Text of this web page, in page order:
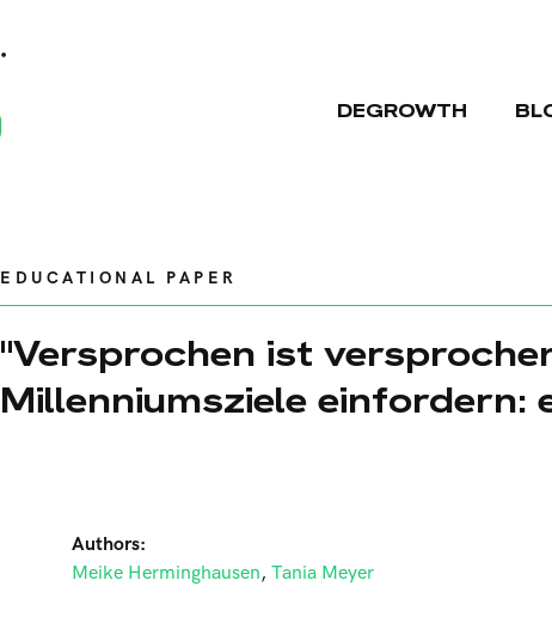
DEGROWTH
EDUCATIONAL PAPER
"Versprochen ist
Millenniumsziele einfordern:
Authors:
Meike Herminghausen, Tania Meyer